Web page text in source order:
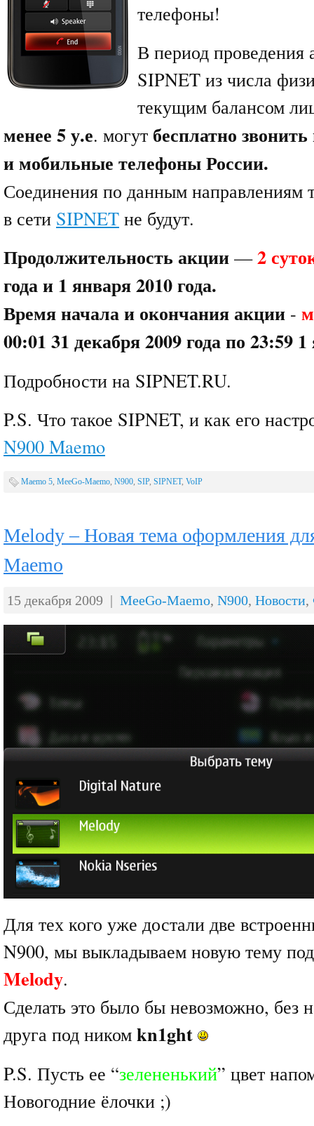
телефоны!
В период проведения
SIPNET из числа
текущим балансом
менее 5 у.е. могут бесплатно
и мобильные телефоны России.
Соединения по данным направлениям
в сети SIPNET не будут.
Продолжительность акции —2
года и 1 января 2010 года.
Время начала и окончания акции -
00:01 31 декабря 2009 года по 23:59
Подробности на SIPNET.RU.
P.S. Что такое SIPNET, и как его
N900 Maemo
Maemo 5, MeeGo-Maemo, N900, SIP, SIPNET, VoIP
Melody – Новая тема оформления
Maemo
15 декабря 2009 | MeeGo-Maemo, N900, Новости,
Для тех кого уже достали две
N900, мы выкладываем новую тему
Melody.
Сделать это было бы невозможно, без
друга под ником kn1ght
P.S. Пусть ее “зелененький” цвет
Новогодние ёлочки ;)